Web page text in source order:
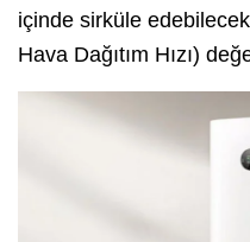
içinde sirküle
Hava Dağıtım Hızı)